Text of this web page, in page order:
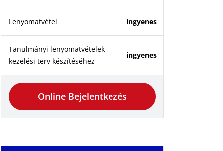
Lenyomatvétel ingyenes
Tanulmányi lenyomatvételek
kezelési terv készítéséhez
ingyenes
Online Bejelentkezés